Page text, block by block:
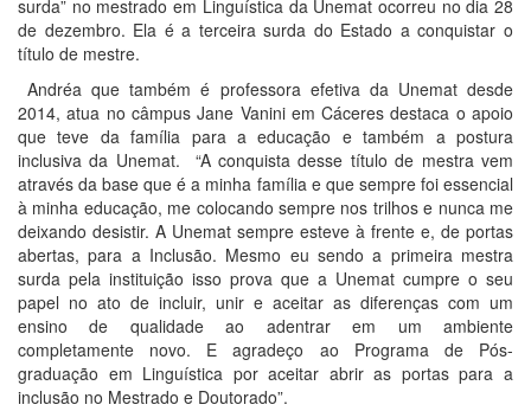
surda” no mestrado em Linguística da Unemat ocorreu no dia 28
de dezembro. Ela é a terceira surda do Estado a conquistar o
título de mestre.
Andréa que também é professora efetiva da Unemat desde
2014, atua no câmpus Jane Vanini em Cáceres destaca o apoio
que teve da família para a educação e também a postura
inclusiva da Unemat. “A conquista desse título de mestra vem
através da base que é a minha família e que sempre foi essencial
à minha educação, me colocando sempre nos trilhos e nunca me
deixando desistir. A Unemat sempre esteve à frente e, de portas
abertas, para a Inclusão. Mesmo eu sendo a primeira mestra
surda pela instituição isso prova que a Unemat cumpre o seu
papel no ato de incluir, unir e aceitar as diferenças com um
ensino de qualidade ao adentrar em um ambiente
completamente novo. E agradeço ao Programa de Pós-
graduação em Linguística por aceitar abrir as portas para a
inclusão no Mestrado e Doutorado”.